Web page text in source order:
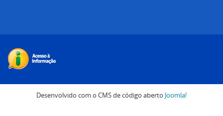
Desenvolvido com o CMS de código aberto Joomla!